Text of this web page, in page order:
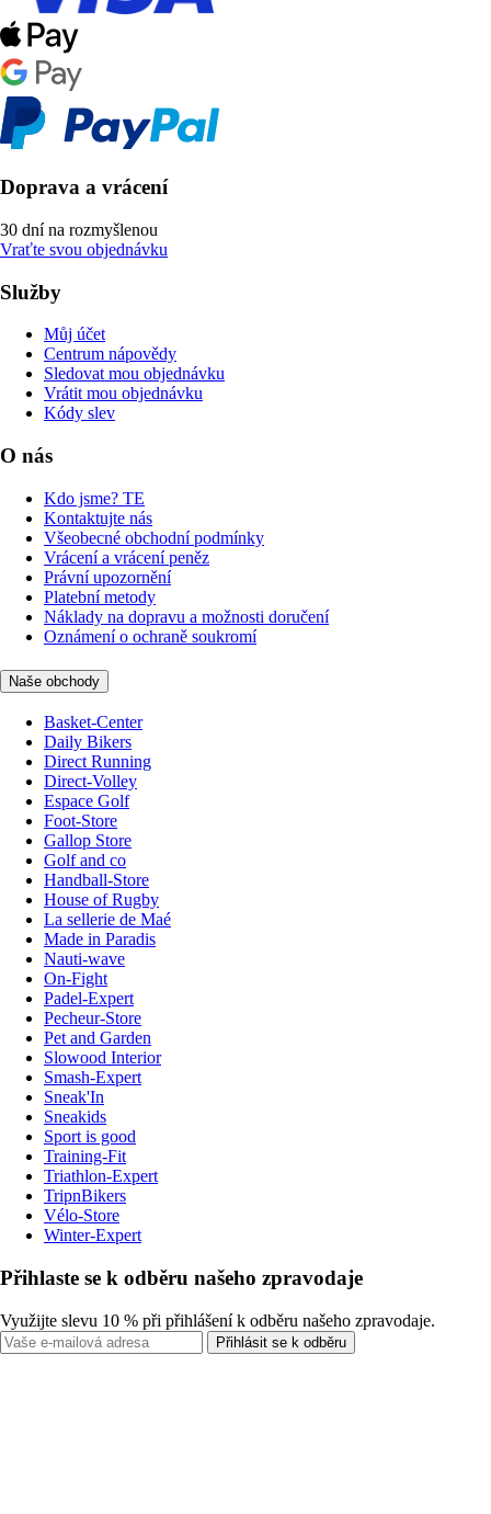
Doprava a vrácení
30 dní na rozmyšlenou
Vraťte svou objednávku
Služby
Můj účet
Centrum nápovědy
Sledovat mou objednávku
Vrátit mou objednávku
Kódy slev
O nás
Kdo jsme? TE
Kontaktujte nás
Všeobecné obchodní podmínky
Vrácení a vrácení peněz
Právní upozornění
Platební metody
Náklady na dopravu a možnosti doručení
Oznámení o ochraně soukromí
Naše obchody
Basket-Center
Daily Bikers
Direct Running
Direct-Volley
Espace Golf
Foot-Store
Gallop Store
Golf and co
Handball-Store
House of Rugby
La sellerie de Maé
Made in Paradis
Nauti-wave
On-Fight
Padel-Expert
Pecheur-Store
Pet and Garden
Slowood Interior
Smash-Expert
Sneak'In
Sneakids
Sport is good
Training-Fit
Triathlon-Expert
TripnBikers
Vélo-Store
Winter-Expert
Přihlaste se k odběru našeho zpravodaje
Využijte slevu 10 % při přihlášení k odběru našeho zpravodaje.
Přihlásit se k odběru